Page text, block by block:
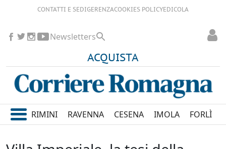
CONTATTI E SEDIGERENZACOOKIES POLICYEDICOLA
ACQUISTA
Newsletters
RIMINI RAVENNA CESENA IMOLA FORLÌ